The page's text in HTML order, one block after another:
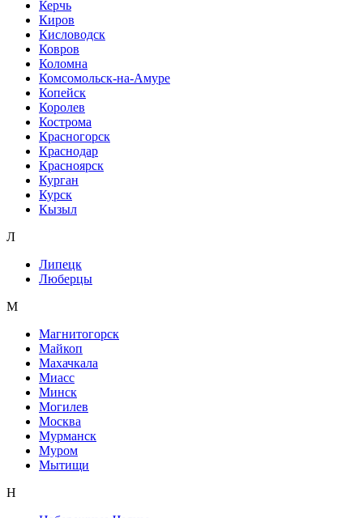
Керчь
Киров
Кисловодск
Ковров
Коломна
Комсомольск-на-Амуре
Копейск
Королев
Кострома
Красногорск
Краснодар
Красноярск
Курган
Курск
Кызыл
Л
Липецк
Люберцы
М
Магнитогорск
Майкоп
Махачкала
Миасс
Минск
Могилев
Москва
Мурманск
Муром
Мытищи
Н